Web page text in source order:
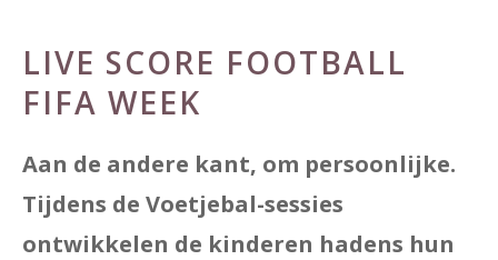
LIVE SCORE FOOTBALL
FIFA WEEK
Aan de andere kant, om persoonlijke.
Tijdens de Voetjebal-sessies
ontwikkelen de kinderen hadens hun